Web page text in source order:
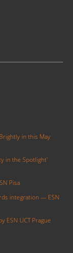
Helping
di oltre 2000